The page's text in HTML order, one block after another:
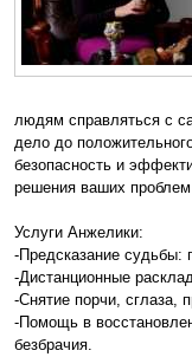
людям справляться с
дело до
безопасность и
решения ваших
Услуги Анжелики:
-Предсказание судьбы:
-Дистанционные
-Снятие порчи, сглаза,
-Помощь в
безбрачия.